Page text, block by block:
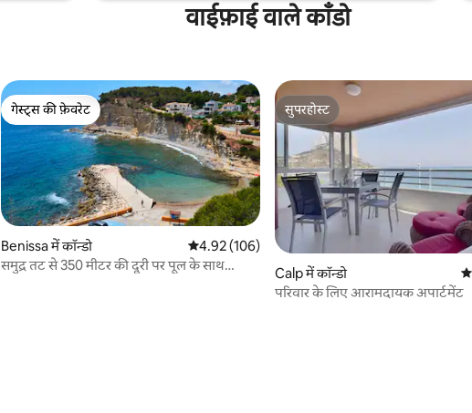
वाईफ़ाई वाले काँडो
गेस्ट्स की फ़ेवरेट
गेस्ट्स की फ़ेवरेट
Benissa में कॉन्डो औसत रेटिंग 5 में से 4.92, 106 समीक्षाएँ
4.92 (106)
समुद्र तट से 350 मीटर की दूरी पर पूल के साथ
सुपरहोस्ट
सुपरहोस्ट
Calp में कॉन्डो
परिवार के लिए आरामदायक अपार्टमेंट